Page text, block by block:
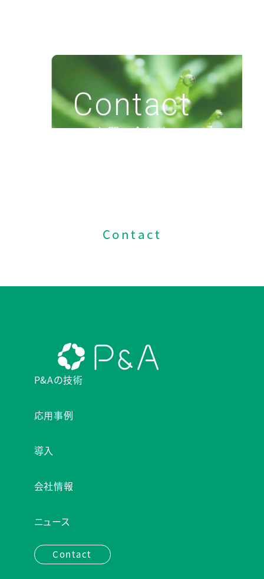
Contact
お問い合わせ
Contact
P&Aの技術
応用事例
導入
会社情報
ニュース
Contact